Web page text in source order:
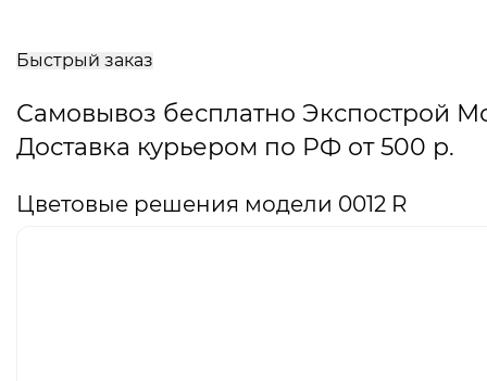
Быстрый заказ
Самовывоз бесплатно Экспострой
Доставка курьером по РФ от 500 р.
Цветовые решения модели 0012 R